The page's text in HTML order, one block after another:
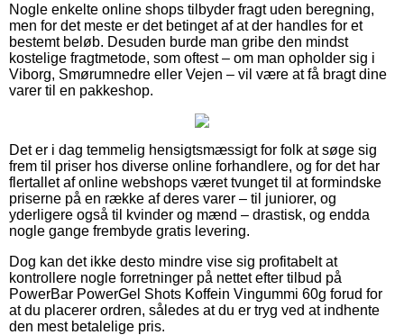
Nogle enkelte online shops tilbyder fragt uden beregning,
men for det meste er det betinget af at der handles for et
bestemt beløb. Desuden burde man gribe den mindst
kostelige fragtmetode, som oftest – om man opholder sig i
Viborg, Smørumnedre eller Vejen – vil være at få bragt dine
varer til en pakkeshop.
Det er i dag temmelig hensigtsmæssigt for folk at søge sig
frem til priser hos diverse online forhandlere, og for det har
flertallet af online webshops været tvunget til at formindske
priserne på en række af deres varer – til juniorer, og
yderligere også til kvinder og mænd – drastisk, og endda
nogle gange frembyde gratis levering.
Dog kan det ikke desto mindre vise sig profitabelt at
kontrollere nogle forretninger på nettet efter tilbud på
PowerBar PowerGel Shots Koffein Vingummi 60g forud for
at du placerer ordren, således at du er tryg ved at indhente
den mest betalelige pris.